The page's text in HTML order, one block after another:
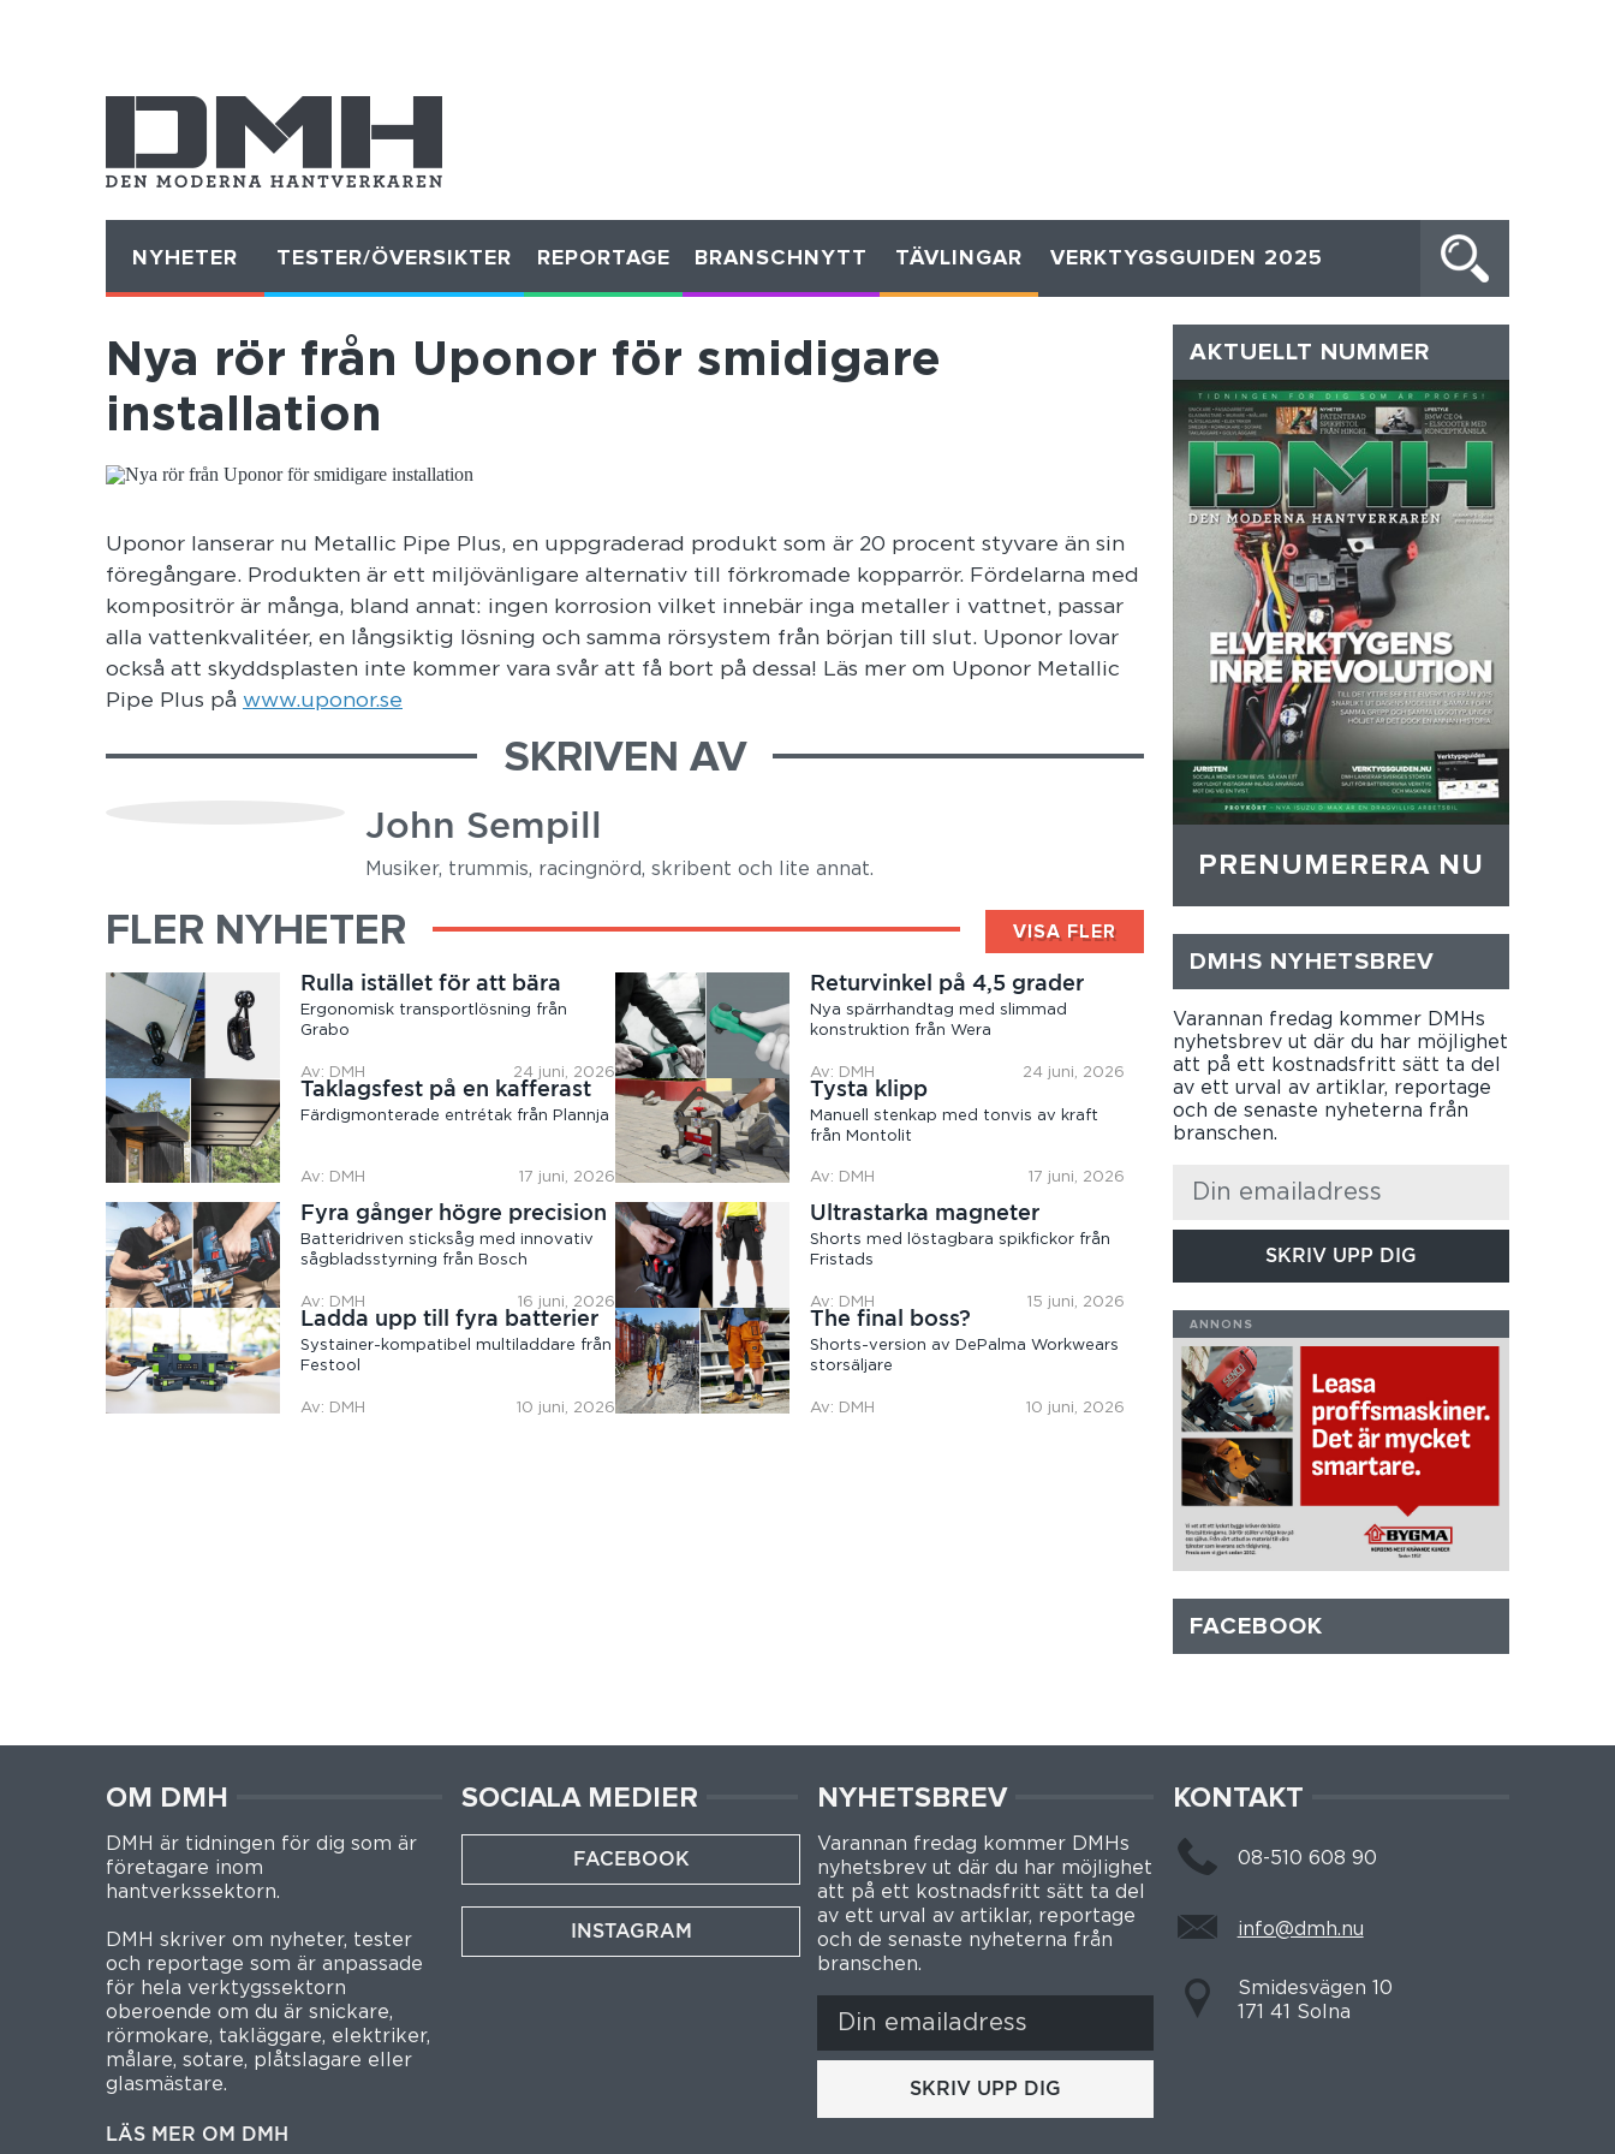
NYHETER TESTER/ÖVERSIKTER REPORTAGE BRANSCHNYTT TÄVLINGAR VERKTYGSGUIDEN 2025
Nya rör från Uponor för smidigare
installation
Uponor lanserar nu Metallic Pipe Plus, en uppgraderad produkt som är 20 procent styvare än sin
föregångare. Produkten är ett miljövänligare alternativ till förkromade kopparrör. Fördelarna med
kompositrör är många, bland annat: ingen korrosion vilket innebär inga metaller i vattnet, passar
alla vattenkvalitéer, en långsiktig lösning och samma rörsystem från början till slut. Uponor lovar
också att skyddsplasten inte kommer vara svår att få bort på dessa! Läs mer om Uponor Metallic
Pipe Plus på www.uponor.se
SKRIVEN AV
John Sempill
Musiker, trummis, racingnörd, skribent och lite annat.
FLER NYHETER VISA FLER
Rulla istället för att bära
Ergonomisk transportlösning från
Grabo
Av: DMH 24 juni, 2026
Returvinkel på 4,5 grader
Nya spärrhandtag med slimmad
konstruktion från Wera
Av: DMH 24 juni, 2026
Taklagsfest på en kafferast
Färdigmonterade entrétak från Plannja
Av: DMH 17 juni, 2026
Tysta klipp
Manuell stenkap med tonvis av kraft
från Montolit
Av: DMH 17 juni, 2026
Fyra gånger högre precision
Batteridriven sticksåg med innovativ
sågbladsstyrning från Bosch
Av: DMH 16 juni, 2026
Ultrastarka magneter
Shorts med löstagbara spikfickor från
Fristads
Av: DMH 15 juni, 2026
Ladda upp till fyra batterier
Systainer-kompatibel multiladdare från
Festool
Av: DMH 10 juni, 2026
The final boss?
Shorts-version av DePalma Workwears
storsäljare
Av: DMH 10 juni, 2026
AKTUELLT NUMMER
PRENUMERERA NU
DMHS NYHETSBREV
Varannan fredag kommer DMHs
nyhetsbrev ut där du har möjlighet
att på ett kostnadsfritt sätt ta del
av ett urval av artiklar, reportage
och de senaste nyheterna från
branschen.
SKRIV UPP DIG
FACEBOOK
OM DMH
DMH är tidningen för dig som är
företagare inom
hantverkssektorn.
DMH skriver om nyheter, tester
och reportage som är anpassade
för hela verktygssektorn
oberoende om du är snickare,
rörmokare, takläggare, elektriker,
målare, sotare, plåtslagare eller
glasmästare.
LÄS MER OM DMH
SOCIALA MEDIER
FACEBOOK
INSTAGRAM
NYHETSBREV
Varannan fredag kommer DMHs
nyhetsbrev ut där du har möjlighet
att på ett kostnadsfritt sätt ta del
av ett urval av artiklar, reportage
och de senaste nyheterna från
branschen.
SKRIV UPP DIG
KONTAKT
08-510 608 90
info@dmh.nu
Smidesvägen 10
171 41 Solna